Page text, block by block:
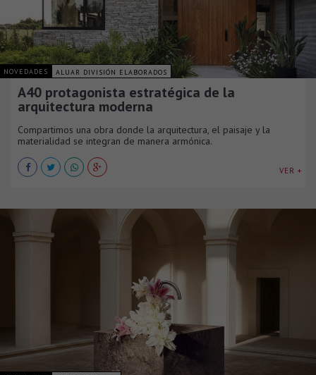
NOVEDADES ALUAR DIVISIÓN ELABORADOS
A40 protagonista estratégica de la
arquitectura moderna
Compartimos una obra donde la arquitectura, el paisaje y la
materialidad se integran de manera armónica.
VER +